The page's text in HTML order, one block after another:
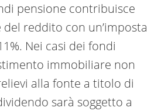
pensione contribuisce
reddito con un’imposta
Nei casi dei fondi
immobiliare non
alla fonte a titolo di
sarà soggetto a